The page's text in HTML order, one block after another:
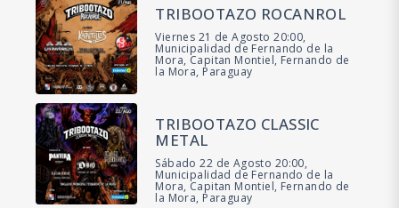
TRIBOOTAZO ROCANROL
Viernes 21 de Agosto 20:00,
Municipalidad de Fernando de la
Mora, Capitan Montiel, Fernando de
la Mora, Paraguay
TRIBOOTAZO CLASSIC
METAL
Sábado 22 de Agosto 20:00,
Municipalidad de Fernando de la
Mora, Capitan Montiel, Fernando de
la Mora, Paraguay